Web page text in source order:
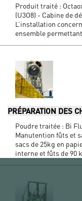
Produit traité :
(U3O8) - Cabine de
L’installation
ensemble
PRÉPARATION DES
Poudre traitée : Bi
Manutention fûts et
sacs de 25kg en
interne et fûts de 90